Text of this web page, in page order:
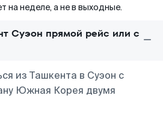
на неделе, а не в выходные.
Суэон прямой рейс или с
из Ташкента в Суэон с
Южная Корея двумя